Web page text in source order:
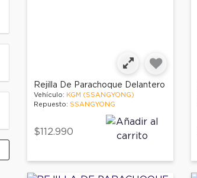
Rejilla De Parachoque Delantero
Vehículo: KGM (SSANGYONG)
Repuesto: SSANGYONG
$112.990